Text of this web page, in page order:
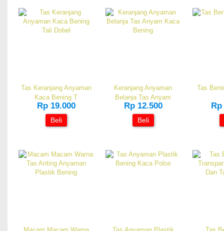
Tas Keranjang Anyaman
Kaca Bening T
Rp 19.000
Beli
Keranjang Anyaman
Belanja Tas Anyam
Rp 12.500
Beli
Tas
Rp